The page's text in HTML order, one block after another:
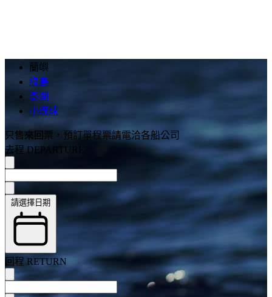
蘭嶼
綠島
澎湖
小琉球
只售來回票 ，預訂單程票請電洽各船公司
去程 DEPARTURE
請選擇日期
回程 RETURN